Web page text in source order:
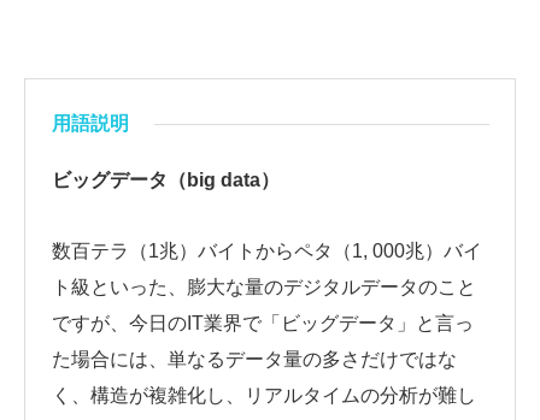
用語説明
ビッグデータ（big data）
数百テラ（1兆）バイトからペタ（1, 000兆）バイ
ト級といった、膨大な量のデジタルデータのこと
ですが、今日のIT業界で「ビッグデータ」と言っ
た場合には、単なるデータ量の多さだけではな
く、構造が複雑化し、リアルタイムの分析が難し